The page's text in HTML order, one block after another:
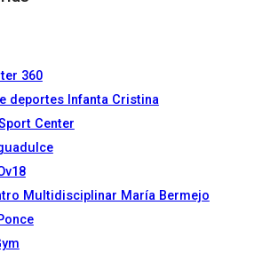
360
deportes Infanta Cristina
Center
Multidisciplinar María Bermejo